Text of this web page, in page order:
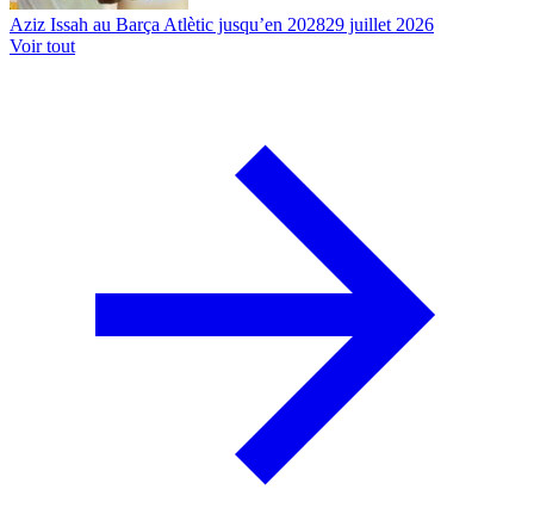
Aziz Issah au Barça Atlètic jusqu’en 202829 juillet 2026
Voir tout